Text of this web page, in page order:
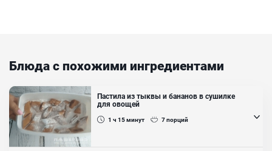
Блюда с похожими ингредиентами
Пастила из тыквы и бананов в сушилке
для овощей
1 ч 15минут 7порций